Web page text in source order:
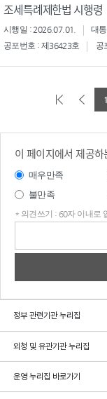
조세특례제한법 시행령
시행일 : 2026.07.01.
대
공포번호 : 제36423호
공
1
이 페이지에서 제공
매우만족
불만족
* 의견쓰기 : 60자 이내로
정부 관련기관 누리집
외청 및 유관기관 누리집
운영 누리집 바로가기